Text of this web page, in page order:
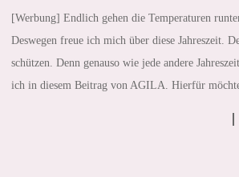
[Werbung] Endlich gehen die Temperaturen
Deswegen freue ich mich über diese Jahreszeit.
schützen. Denn genauso wie jede andere
ich in diesem Beitrag von AGILA. Hierfür